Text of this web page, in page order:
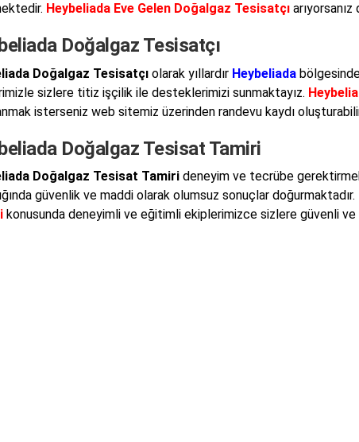
Heybeliada Eve Gelen Doğalgaz Tesisatçı
Doğalgaz Tesisatçı
Doğalgaz Tesisatçıolarak yıllardır Heybeliada
sizlere titiz işçilik ile desteklerimizi sunmaktayız.
isterseniz web sitemiz üzerinden randevu kaydı
Doğalgaz Tesisat Tamiri
Doğalgaz Tesisat Tamirideneyim ve tecrübe
güvenlik ve maddi olarak olumsuz sonuçlar
konusunda deneyimli ve eğitimli ekiplerimizce sizlere güvenli